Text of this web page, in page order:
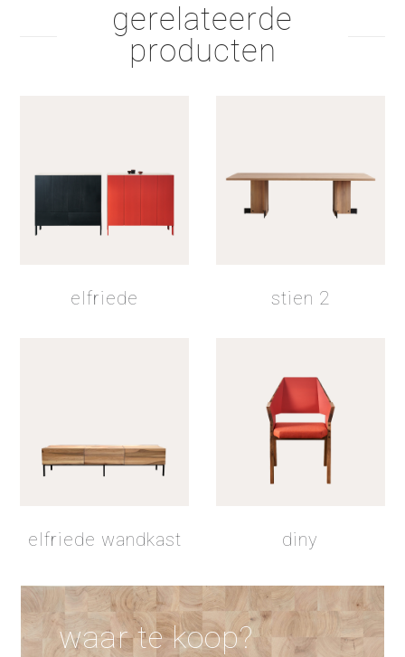
olie bruin zeep naturel
lak 4 schaduwbeits lak
gerelateerde
producten
elfriede stien 2
elfriede wandkast diny
waar te koop?